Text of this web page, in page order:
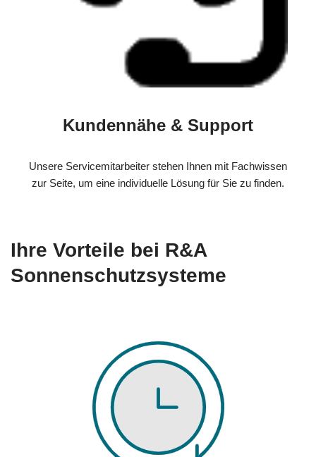
Kundennähe & Support
Unsere Servicemitarbeiter stehen Ihnen mit Fachwissen
zur Seite, um eine individuelle Lösung für Sie zu finden.
Ihre Vorteile bei R&A
Sonnenschutzsysteme